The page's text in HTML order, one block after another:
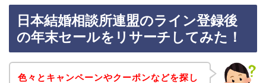
日本結婚相談所連盟のライン登録後
の年末セールをリサーチしてみた！
色々とキャンペーンやクーポンなどを探し